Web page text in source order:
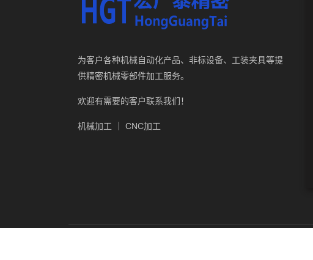
为客户各种机械自动化产品、非标设备、工装夹具等提
供精密机械零部件加工服务。
欢迎有需要的客户联系我们！
机械加工 ｜ CNC加工